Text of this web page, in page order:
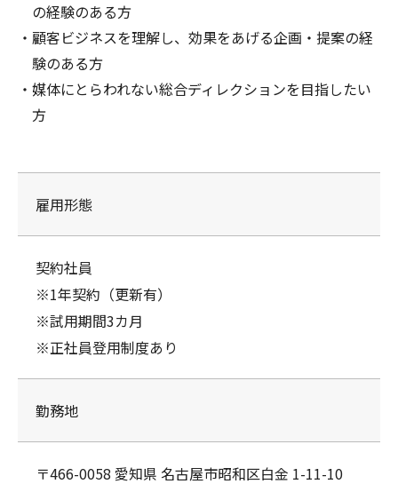
の経験のある方
顧客ビジネスを理解し、効果をあげる企画・提案の経
験のある方
媒体にとらわれない総合ディレクションを目指したい
方
雇用形態
契約社員
※1年契約（更新有）
※試用期間3カ月
※正社員登用制度あり
勤務地
〒466-0058 愛知県 名古屋市昭和区白金 1-11-10